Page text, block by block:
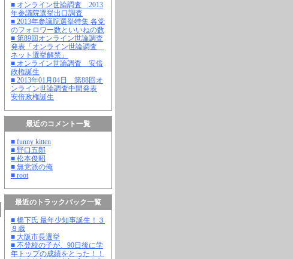
■ オンライン世論調査 2013
年参議院選挙出口調査
■ 2013年参議院選挙特集 各党
のフォロワー数といいねの数
■ 第89回オンライン世論調査
発表「オンライン世論調査
ネット選挙解禁」
■ オンライン世論調査 安倍
政権誕生
■ 2013年01月04日 第88回オ
ンライン世論調査中間発表
安倍政権誕生
最近のコメント一覧
■ funny kitten
■ 野口五郎
■ 松本俊昭
■ 無党派の俺
■ root
最近のトラックバック一覧
■ 橋下氏 最年少知事誕生！３
８歳
■ 大阪市長選挙
■ 不登校の子が、90日後に学
年トップの成績をとった！！